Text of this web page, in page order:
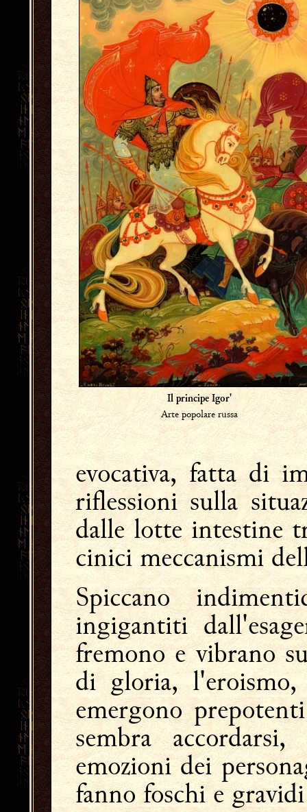
Il principe Igor'
Arte popolare russa
evocativa, fatta di
riflessioni sulla
dalle lotte intestine
cinici meccanismi
Spiccano
ingigantiti
fremono e vibrano
di gloria,
emergono
sembra
emozioni dei
fanno foschi e